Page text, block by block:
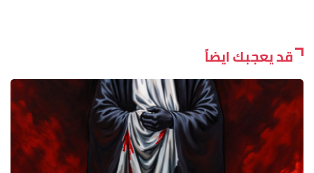
قد يعجبك ايضاً